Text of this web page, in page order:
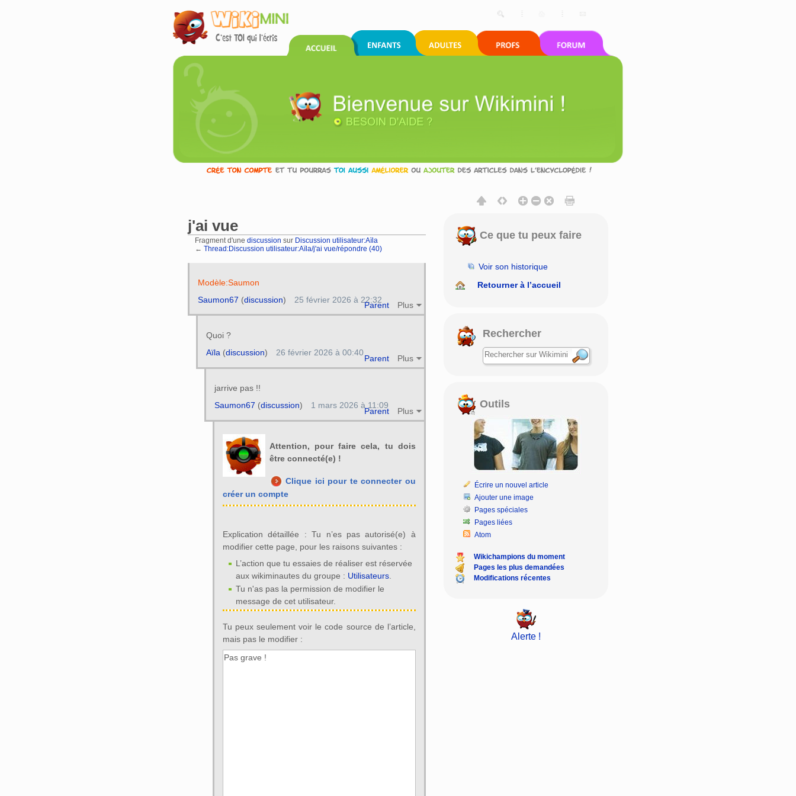
j'ai vue
Fragment d'une discussion sur Discussion utilisateur:Aïla
← Thread:Discussion utilisateur:Aïla/j'ai vue/répondre (40)
Modèle:Saumon
Parent Plus
Saumon67 (discussion) 25 février 2026 à 22:32
Quoi ?
Parent Plus
Aïla (discussion) 26 février 2026 à 00:40
jarrive pas !!
Parent Plus
Saumon67 (discussion) 1 mars 2026 à 11:09
Attention, pour faire cela, tu dois
être connecté(e) !
Clique ici pour te connecter ou
créer un compte
Explication détaillée : Tu n’es pas autorisé(e) à
modifier cette page, pour les raisons suivantes :
L’action que tu essaies de réaliser est réservée
aux wikiminautes du groupe : Utilisateurs
Tu n'as pas la permission de modifier le
message de cet utilisateur.
Tu peux seulement voir le code source de l’article,
mais pas le modifier :
Ce que tu peux faire
Voir son historique
Retourner à l’accueil
Rechercher
Outils
Écrire un nouvel article
Ajouter une image
Pages spéciales
Pages liées
Atom
Wikichampions du moment
Pages les plus demandées
Modifications récentes
Alerte !